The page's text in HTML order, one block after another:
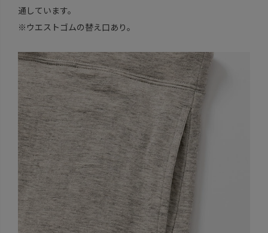
通しています。
※ウエストゴムの替え口あり。